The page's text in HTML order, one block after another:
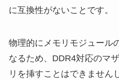
に互換性がないことです。
物理的にメモリモジュール
なるため、DDR4対応のマ
リを挿すことはできません